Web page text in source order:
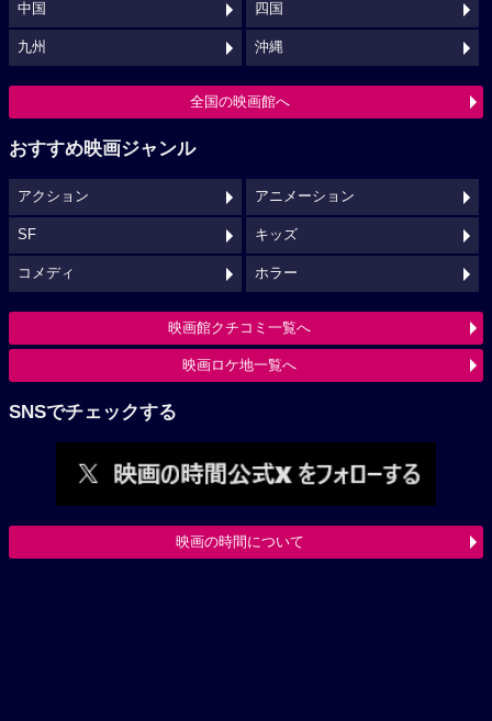
中国 四国
九州 沖縄
全国の映画館へ
おすすめ映画ジャンル
アクション アニメーション
SF キッズ
コメディ ホラー
映画館クチコミ一覧へ
映画ロケ地一覧へ
SNSでチェックする
映画の時間について